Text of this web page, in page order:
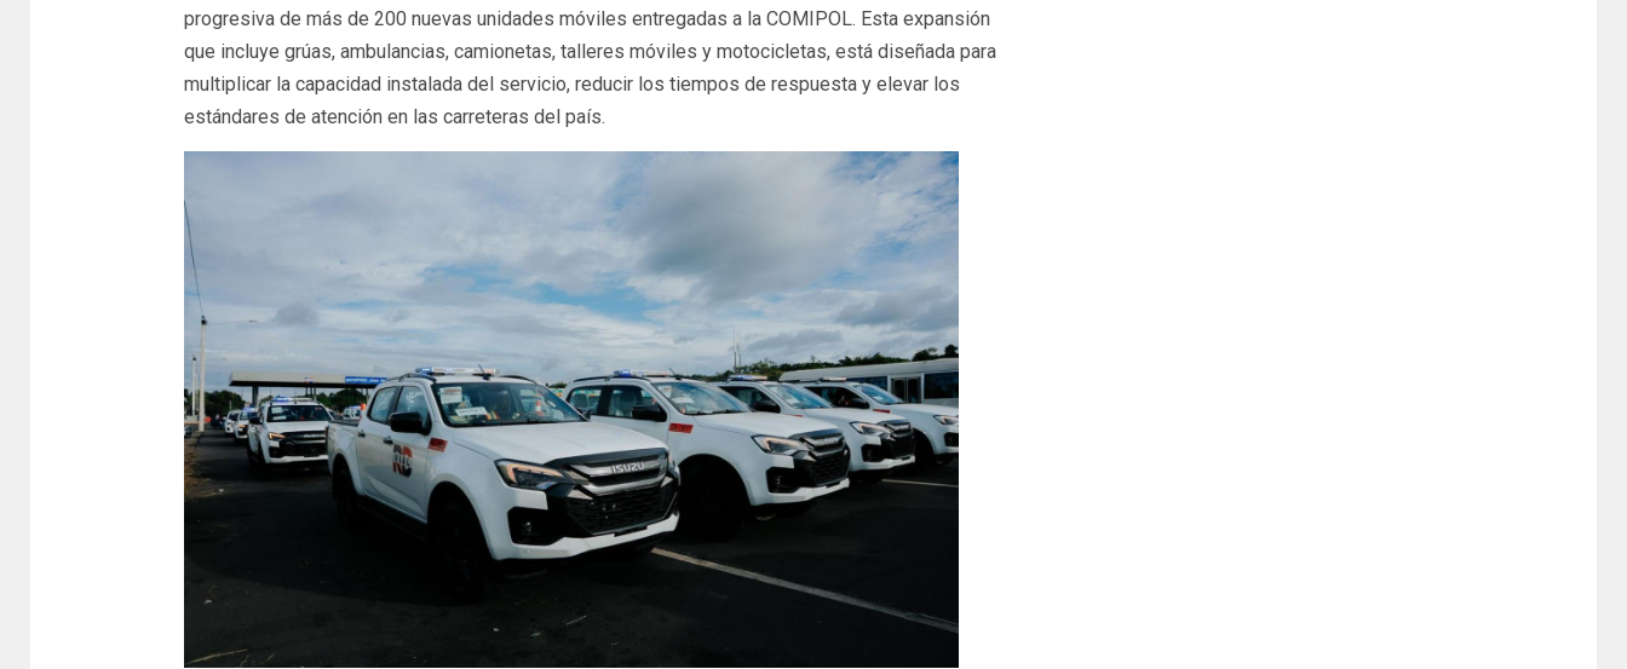
progresiva de más de 200 nuevas unidades móviles entregadas a la COMIPOL. Esta expansión
que incluye grúas, ambulancias, camionetas, talleres móviles y motocicletas, está diseñada para
multiplicar la capacidad instalada del servicio, reducir los tiempos de respuesta y elevar los
estándares de atención en las carreteras del país.